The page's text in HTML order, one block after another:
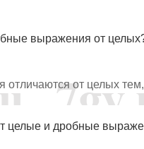
выражения от
от целых
целые и дробные